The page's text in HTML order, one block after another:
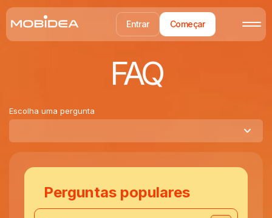
Entrar Começar
FAQ
Escolha uma pergunta
Perguntas populares